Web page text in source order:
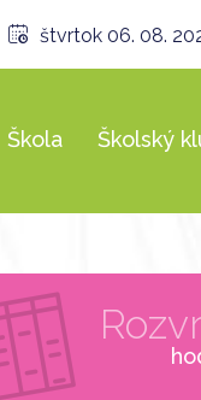
štvrtok 06. 08.
Škola Školský